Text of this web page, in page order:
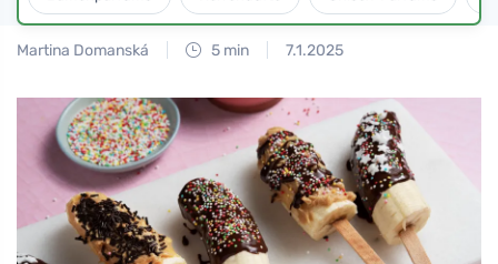
Martina Domanská 5 min 7.1.2025